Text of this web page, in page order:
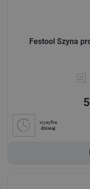
Festool Szyna
wysyłka
dzisiaj